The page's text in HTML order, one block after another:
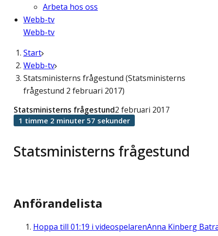
Arbeta hos oss
Webb-tv
Webb-tv
Start
Webb-tv
Statsministerns frågestund (Statsministerns
frågestund 2 februari 2017)
Statsministerns frågestund
Statsministerns frågestund2 februari 2017
1 timme 2 minuter 57 sekunder
Anförandelista
Hoppa till 01:19 i videospelarenAnna Kinberg